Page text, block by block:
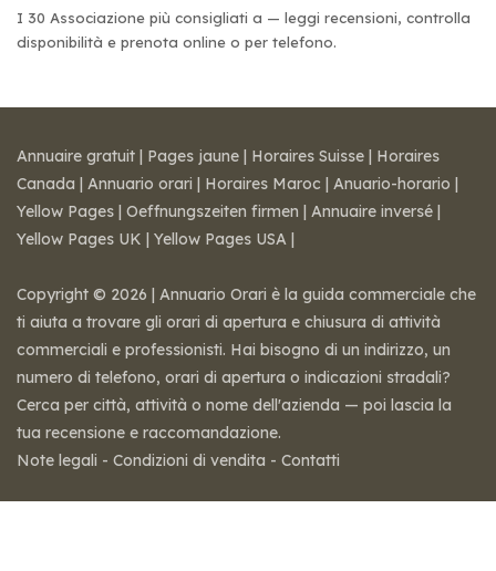
I 30 Associazione più consigliati a — leggi recensioni, controlla
disponibilità e prenota online o per telefono.
Annuaire gratuit | Pages jaune | Horaires Suisse | Horaires
Canada | Annuario orari | Horaires Maroc | Anuario-horario |
Yellow Pages | Oeffnungszeiten firmen | Annuaire inversé |
Yellow Pages UK | Yellow Pages USA |
Copyright © 2026 | Annuario Orari è la guida commerciale che
ti aiuta a trovare gli orari di apertura e chiusura di attività
commerciali e professionisti. Hai bisogno di un indirizzo, un
numero di telefono, orari di apertura o indicazioni stradali?
Cerca per città, attività o nome dell'azienda — poi lascia la
tua recensione e raccomandazione.
Note legali - Condizioni di vendita - Contatti